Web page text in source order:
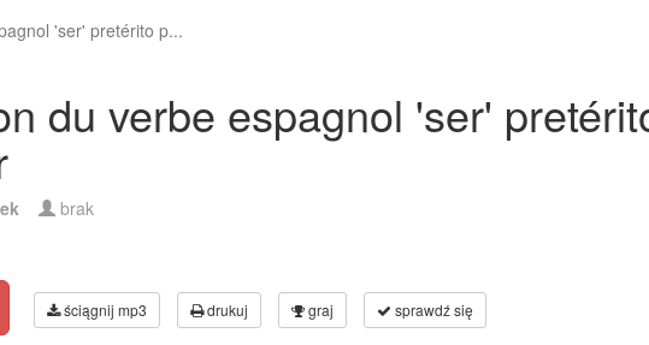
'ser' pretérito p...
du verbe espagnol 'ser'
brak
ściągnij mp3 drukuj graj sprawdź się